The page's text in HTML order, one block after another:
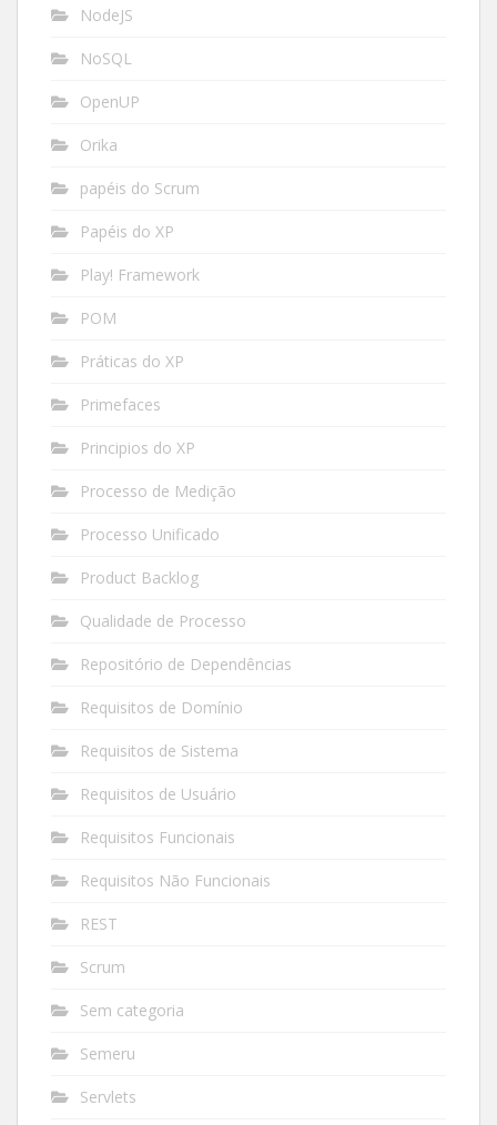
NodeJS
NoSQL
OpenUP
Orika
papéis do Scrum
Papéis do XP
Play! Framework
POM
Práticas do XP
Primefaces
Principios do XP
Processo de Medição
Processo Unificado
Product Backlog
Qualidade de Processo
Repositório de Dependências
Requisitos de Domínio
Requisitos de Sistema
Requisitos de Usuário
Requisitos Funcionais
Requisitos Não Funcionais
REST
Scrum
Sem categoria
Semeru
Servlets